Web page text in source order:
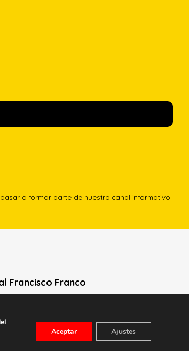
a formar parte de nuestro canal informativo.
Francisco Franco
Izq
541 21 22
Aceptar Ajustes